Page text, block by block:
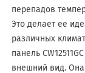
перепадов
Это делает ее
различных
панель
внешний вид. Она